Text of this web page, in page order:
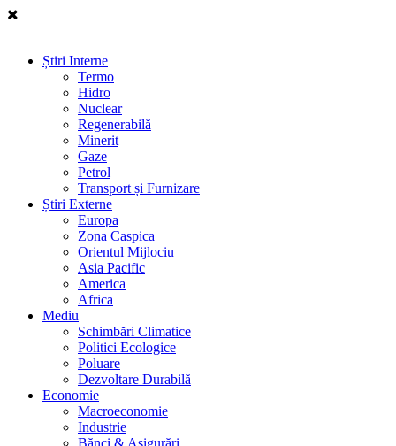
Știri Interne
Termo
Hidro
Nuclear
Regenerabilă
Minerit
Gaze
Petrol
Transport și Furnizare
Știri Externe
Europa
Zona Caspica
Orientul Mijlociu
Asia Pacific
America
Africa
Mediu
Schimbări Climatice
Politici Ecologice
Poluare
Dezvoltare Durabilă
Economie
Macroeconomie
Industrie
Bănci & Asigurări